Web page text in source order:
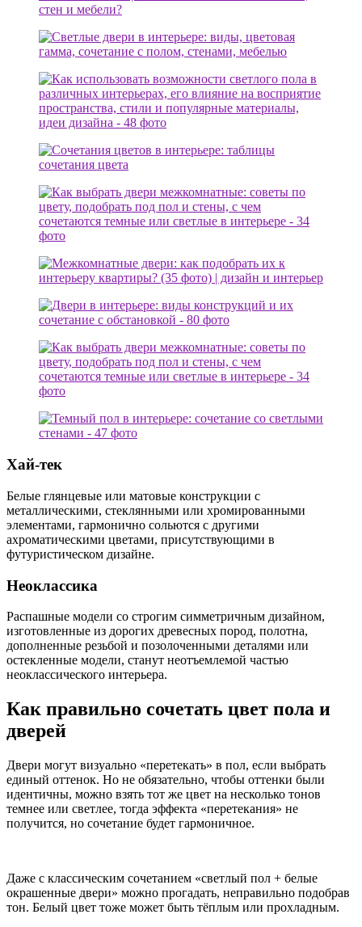
Хай-тек
Белые глянцевые или матовые конструкции с
металлическими, стеклянными или хромированными
элементами, гармонично сольются с другими
ахроматическими цветами, присутствующими в
футуристическом дизайне.
Неоклассика
Распашные модели со строгим симметричным дизайном,
изготовленные из дорогих древесных пород, полотна,
дополненные резьбой и позолоченными деталями или
остекленные модели, станут неотъемлемой частью
неоклассического интерьера.
Как правильно сочетать цвет пола и
дверей
Двери могут визуально «перетекать» в пол, если выбрать
единый оттенок. Но не обязательно, чтобы оттенки были
идентичны, можно взять тот же цвет на несколько тонов
темнее или светлее, тогда эффекта «перетекания» не
получится, но сочетание будет гармоничное.
Даже с классическим сочетанием «светлый пол + белые
окрашенные двери» можно прогадать, неправильно подобрав
тон. Белый цвет тоже может быть тёплым или прохладным.